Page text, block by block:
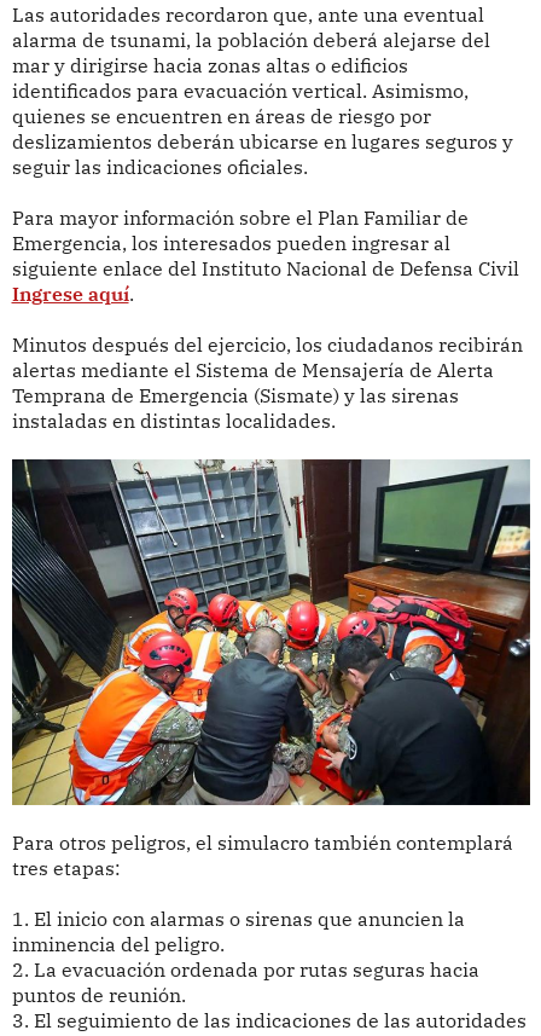
Las autoridades recordaron que, ante una eventual
alarma de tsunami, la población deberá alejarse del
mar y dirigirse hacia zonas altas o edificios
identificados para evacuación vertical. Asimismo,
quienes se encuentren en áreas de riesgo por
deslizamientos deberán ubicarse en lugares seguros y
seguir las indicaciones oficiales.
Para mayor información sobre el Plan Familiar de
Emergencia, los interesados pueden ingresar al
siguiente enlace del Instituto Nacional de Defensa Civil
Ingrese aquí.
Minutos después del ejercicio, los ciudadanos recibirán
alertas mediante el Sistema de Mensajería de Alerta
Temprana de Emergencia (Sismate) y las sirenas
instaladas en distintas localidades.
Para otros peligros, el simulacro también contemplará
tres etapas:
1. El inicio con alarmas o sirenas que anuncien la
inminencia del peligro.
2. La evacuación ordenada por rutas seguras hacia
puntos de reunión.
3. El seguimiento de las indicaciones de las autoridades